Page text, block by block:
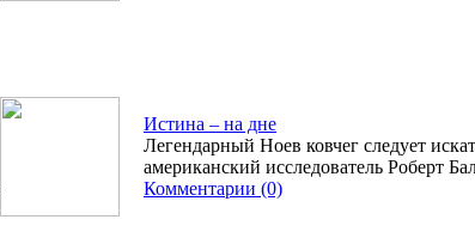
Истина – на дне
Легендарный Ноев ковчег следует
американский исследователь Роберт
Комментарии (0)